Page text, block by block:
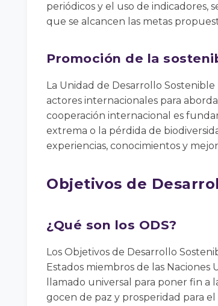
periódicos y el uso de indicadores,
que se alcancen las metas
Promoción de la
La Unidad de Desarrollo
actores internacionales para
cooperación internacional es
extrema o la pérdida de
experiencias, conocimientos y
Objetivos de
¿Qué son los ODS?
Los Objetivos de Desarrollo
Estados miembros de las
llamado universal para poner fin
gocen de paz y prosperidad para